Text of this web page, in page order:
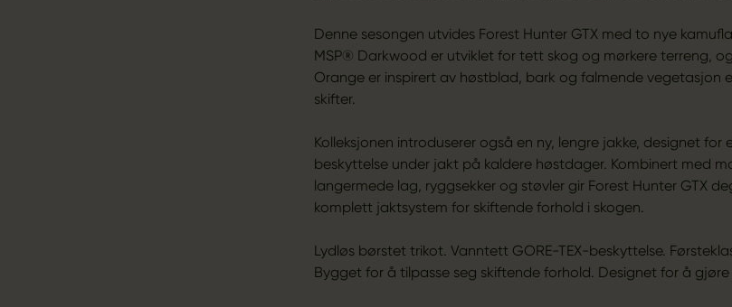
Denne sesongen utvides Forest Hunter GTX med to nye
MSP® Darkwood er utviklet for tett skog og mørkere terreng,
Orange er inspirert av høstblad, bark og falmende vegetasjon
skifter.
Kolleksjonen introduserer også en ny, lengre jakke, designet for
beskyttelse under jakt på kaldere høstdager. Kombinert med
langermede lag, ryggsekker og støvler gir Forest Hunter GTX
komplett jaktsystem for skiftende forhold i skogen.
Lydløs børstet trikot. Vanntett GORE-TEX-beskyttelse.
Bygget for å tilpasse seg skiftende forhold. Designet for å